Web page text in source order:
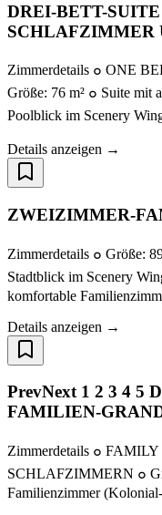
DREI-BETT-
SCHLAFZIMMER
Zimmerdetails ๐ ONE
Größe: 76 m² ๐ Suite mit
Poolblick im Scenery
Details anzeigen →
ZWEIZIMMER-
Zimmerdetails ๐ Größe:
Stadtblick im Scenery
komfortable
Details anzeigen →
PrevNext 1 2 3 4 5
FAMILIEN-
Zimmerdetails ๐
SCHLAFZIMMERN ๐
Familienzimmer